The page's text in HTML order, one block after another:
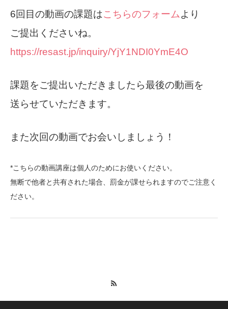
6回目の動画の課題はこちらのフォームより
ご提出くださいね。
https://resast.jp/inquiry/YjY1NDI0YmE4O
課題をご提出いただきましたら最後の動画を
送らせていただきます。
また次回の動画でお会いしましょう！
*こちらの動画講座は個人のためにお使いください。
無断で他者と共有された場合、罰金が課せられますのでご注意く
ださい。